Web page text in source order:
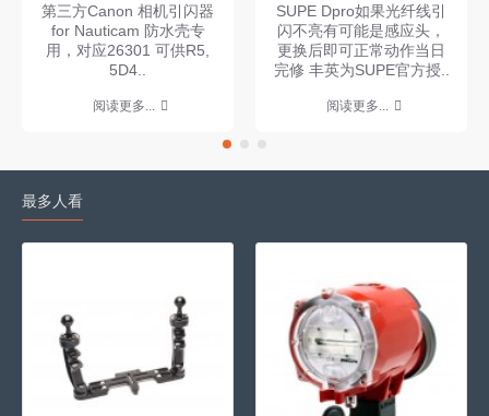
第三方Canon 相机引闪器
for Nauticam 防水壳专
用，对应26301 可供R5,
5D4..
阅读更多...
SUPE Dpro如果光纤线引
闪不亮有可能是感应头，
更换后即可正常动作当日
完修 丰英为SUPE官方授..
阅读更多...
最多人看